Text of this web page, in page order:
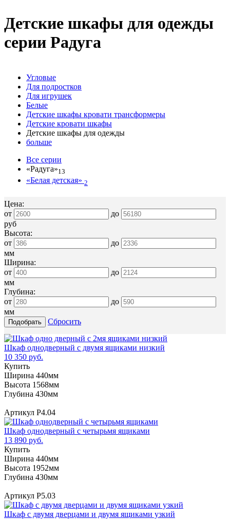
Детские шкафы для одежды
серии Радуга
Угловые
Для подростков
Для игрушек
Белые
Детские шкафы кровати трансформеры
Детские кровати шкафы
Детские шкафы для одежды
больше
Все серии
«Радуга»13
«Белая детская» 2
Цена:
от
до
руб
Высота:
от
до
мм
Ширина:
от
до
мм
Глубина:
от
до
мм
Сбросить
Шкаф однодверный с двумя ящиками низкий
10 350 руб.
Купить
Ширина 440мм
Высота 1568мм
Глубина 430мм
Артикул Р4.04
Шкаф однодверный с четырьмя ящиками
13 890 руб.
Купить
Ширина 440мм
Высота 1952мм
Глубина 430мм
Артикул Р5.03
Шкаф с двумя дверцами и двумя ящиками узкий